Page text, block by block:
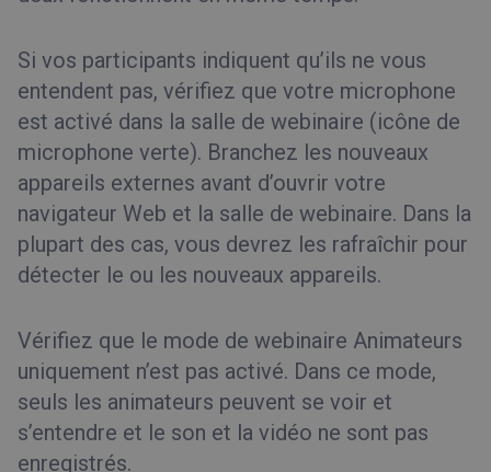
Si vos participants indiquent qu’ils ne vous
entendent pas, vérifiez que votre microphone
est activé dans la salle de webinaire (icône de
microphone verte). Branchez les nouveaux
appareils externes avant d’ouvrir votre
navigateur Web et la salle de webinaire. Dans la
plupart des cas, vous devrez les rafraîchir pour
détecter le ou les nouveaux appareils.
Vérifiez que le mode de webinaire Animateurs
uniquement n’est pas activé. Dans ce mode,
seuls les animateurs peuvent se voir et
s’entendre et le son et la vidéo ne sont pas
enregistrés.